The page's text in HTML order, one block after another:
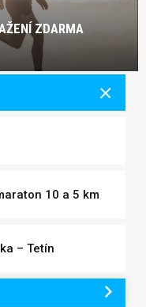
ZDARMA
10 a 5 km
– Tetín